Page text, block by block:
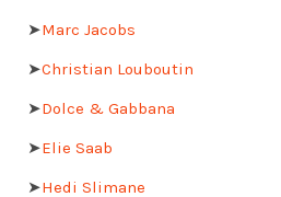
➤Marc Jacobs
➤Christian Louboutin
➤Dolce & Gabbana
➤Elie Saab
➤Hedi Slimane